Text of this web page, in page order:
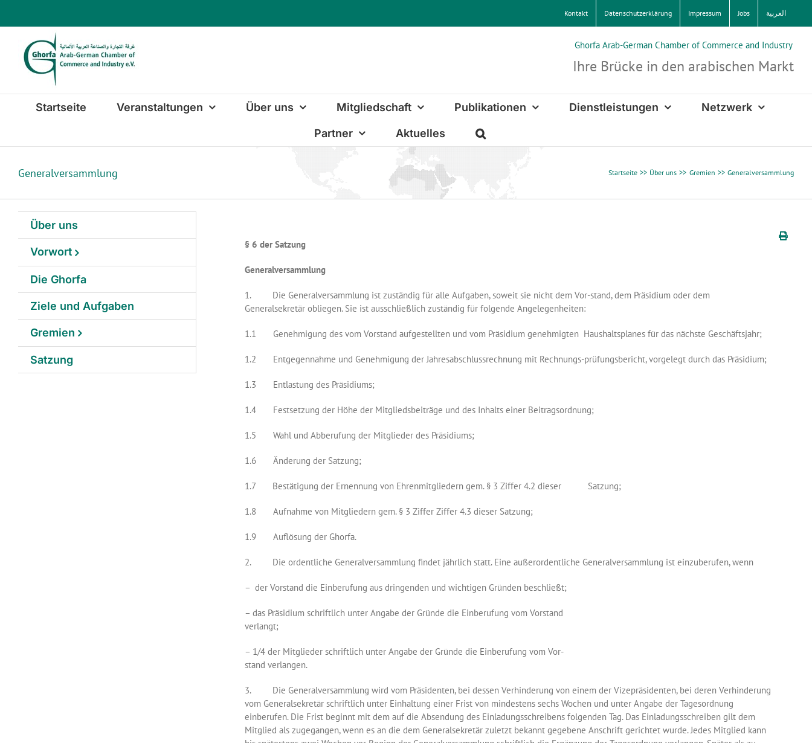
Kontakt Datenschutzerklärung Impressum Jobs العربية
Ghorfa Arab-German Chamber of Commerce and Industry
Ihre Brücke in den arabischen Markt
Startseite Veranstaltungen Über uns Mitgliedschaft Publikationen Dienstleistungen Netzwerk
Partner Aktuelles
Generalversammlung Startseite Über uns Gremien Generalversammlung
§ 6 der Satzung
Generalversammlung
1. Die Generalversammlung ist zuständig für alle Aufgaben, soweit sie nicht dem Vor-stand, dem Präsidium oder dem
Generalsekretär obliegen. Sie ist ausschließlich zuständig für folgende Angelegenheiten:
1.1 Genehmigung des vom Vorstand aufgestellten und vom Präsidium genehmigten Haushaltsplanes für das nächste Geschäftsjahr;
1.2 Entgegennahme und Genehmigung der Jahresabschlussrechnung mit Rechnungs-prüfungsbericht, vorgelegt durch das Präsidium;
1.3 Entlastung des Präsidiums;
1.4 Festsetzung der Höhe der Mitgliedsbeiträge und des Inhalts einer Beitragsordnung;
1.5 Wahl und Abberufung der Mitglieder des Präsidiums;
1.6 Änderung der Satzung;
1.7 Bestätigung der Ernennung von Ehrenmitgliedern gem. § 3 Ziffer 4.2 dieser Satzung;
1.8 Aufnahme von Mitgliedern gem. § 3 Ziffer Ziffer 4.3 dieser Satzung;
1.9 Auflösung der Ghorfa.
2. Die ordentliche Generalversammlung findet jährlich statt. Eine außerordentliche Generalversammlung ist einzuberufen, wenn
– der Vorstand die Einberufung aus dringenden und wichtigen Gründen beschließt;
– das Präsidium schriftlich unter Angabe der Gründe die Einberufung vom Vorstand
verlangt;
– 1/4 der Mitglieder schriftlich unter Angabe der Gründe die Einberufung vom Vor-
stand verlangen.
3. Die Generalversammlung wird vom Präsidenten, bei dessen Verhinderung von einem der Vizepräsidenten, bei deren Verhinderung
vom Generalsekretär schriftlich unter Einhaltung einer Frist von mindestens sechs Wochen und unter Angabe der Tagesordnung
einberufen. Die Frist beginnt mit dem auf die Absendung des Einladungsschreibens folgenden Tag. Das Einladungsschreiben gilt dem
Mitglied als zugegangen, wenn es an die dem Generalsekretär zuletzt bekannt gegebene Anschrift gerichtet wurde. Jedes Mitglied kann
Über uns
Vorwort
Die Ghorfa
Ziele und Aufgaben
Gremien
Satzung